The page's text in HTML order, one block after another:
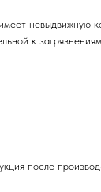
невыдвижную
к
после